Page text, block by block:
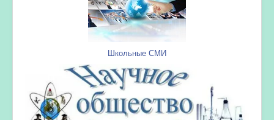
Школьные СМИ